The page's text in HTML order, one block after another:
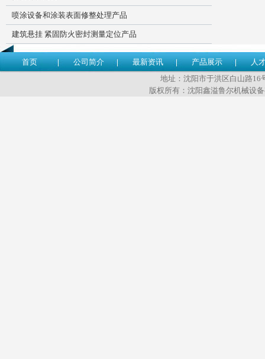
喷涂设备和涂装表面修整处理产品
建筑悬挂 紧固防火密封测量定位产品
首页 公司简介 最新资讯 产品展示
人
地址：沈阳市于洪区白山路16
版权所有：沈阳鑫溢鲁尔机械设